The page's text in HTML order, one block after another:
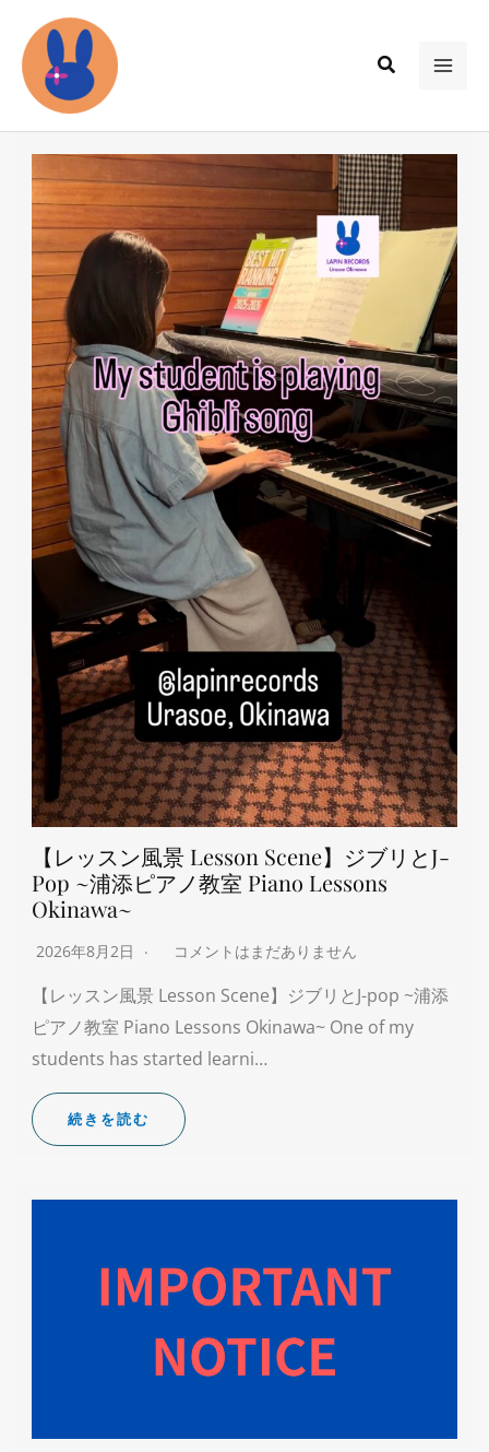
検
【レッスン風景 Lesson Scene】ジブリとJ-
Pop ~浦添ピアノ教室 Piano Lessons
Okinawa~
2026年8月2日 コメントはまだありません
【レッスン風景 Lesson Scene】ジブリとJ-pop ~浦添
ピアノ教室 Piano Lessons Okinawa~ One of my
students has started learni…
続きを読む